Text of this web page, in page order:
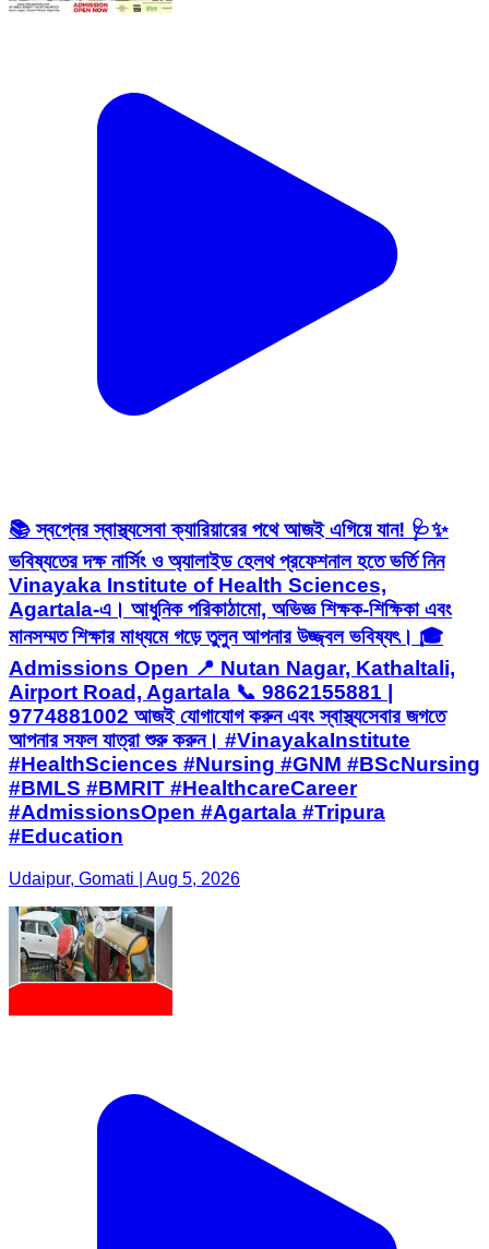
📚 স্বপ্নের স্বাস্থ্যসেবা ক্যারিয়ারের পথে আজই এগিয়ে যান! 🩺✨
ভবিষ্যতের দক্ষ নার্সিং ও অ্যালাইড হেলথ প্রফেশনাল হতে ভর্তি নিন
Vinayaka Institute of Health Sciences,
Agartala-এ। আধুনিক পরিকাঠামো, অভিজ্ঞ শিক্ষক-শিক্ষিকা এবং
মানসম্মত শিক্ষার মাধ্যমে গড়ে তুলুন আপনার উজ্জ্বল ভবিষ্যৎ। 🎓
Admissions Open 📍 Nutan Nagar, Kathaltali,
Airport Road, Agartala 📞 9862155881 |
9774881002 আজই যোগাযোগ করুন এবং স্বাস্থ্যসেবার জগতে
আপনার সফল যাত্রা শুরু করুন। #VinayakaInstitute
#HealthSciences #Nursing #GNM #BScNursing
#BMLS #BMRIT #HealthcareCareer
#AdmissionsOpen #Agartala #Tripura
#Education
Udaipur, Gomati | Aug 5, 2026